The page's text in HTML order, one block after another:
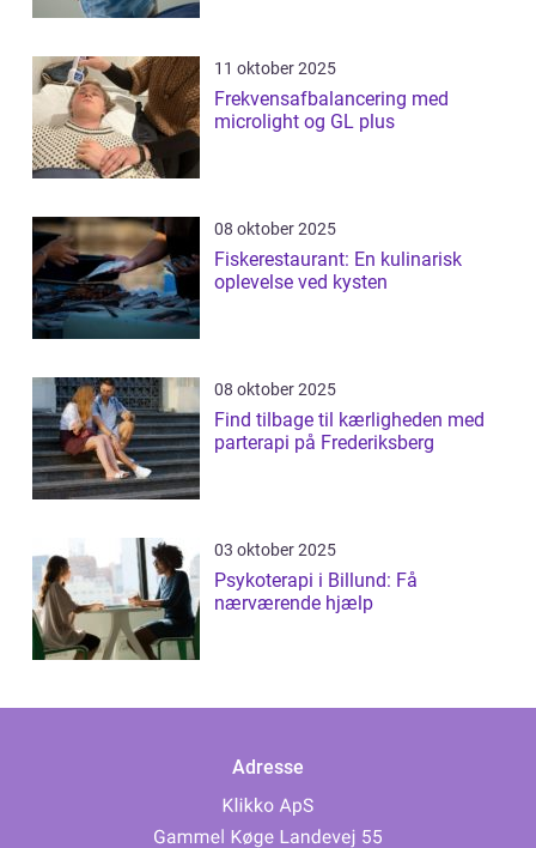
11 oktober 2025
Frekvensafbalancering med
microlight og GL plus
08 oktober 2025
Fiskerestaurant: En kulinarisk
oplevelse ved kysten
08 oktober 2025
Find tilbage til kærligheden med
parterapi på Frederiksberg
03 oktober 2025
Psykoterapi i Billund: Få
nærværende hjælp
Adresse